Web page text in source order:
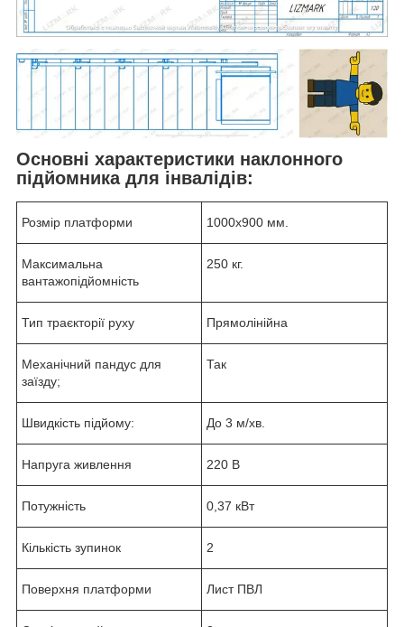
Основні характеристики наклонного
підйомника для інвалідів:
Розмір платформи 1000х900 мм.
Максимальна
вантажопідйомність
250 кг.
Тип траєкторії руху Прямолінійна
Механічний пандус для
заїзду;
Так
Швидкість підйому: До 3 м/хв.
Напруга живлення 220 В
Потужність 0,37 кВт
Кількість зупинок 2
Поверхня платформи Лист ПВЛ